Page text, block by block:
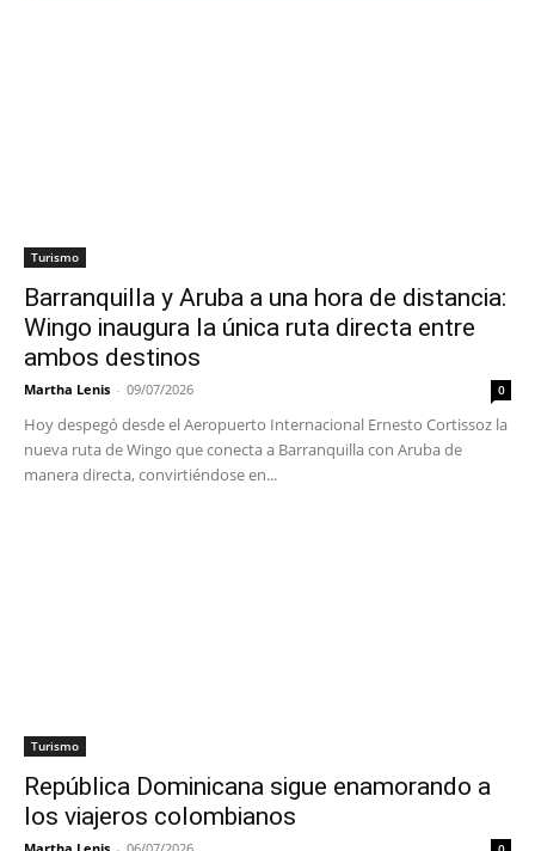
Turismo
Barranquilla y Aruba a una hora de distancia:
Wingo inaugura la única ruta directa entre
ambos destinos
Martha Lenis - 09/07/2026 0
Hoy despegó desde el Aeropuerto Internacional Ernesto Cortissoz la
nueva ruta de Wingo que conecta a Barranquilla con Aruba de
manera directa, convirtiéndose en...
Turismo
República Dominicana sigue enamorando a
los viajeros colombianos